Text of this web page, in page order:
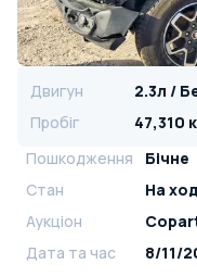
Двигун 2.3л /
Пробіг
47,310
Пошкодження
Бічне
Стан
На
Аукціон
Дата та час
8/11/